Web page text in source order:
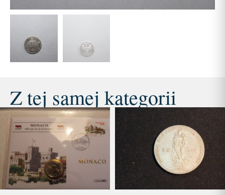
Z tej samej kategorii